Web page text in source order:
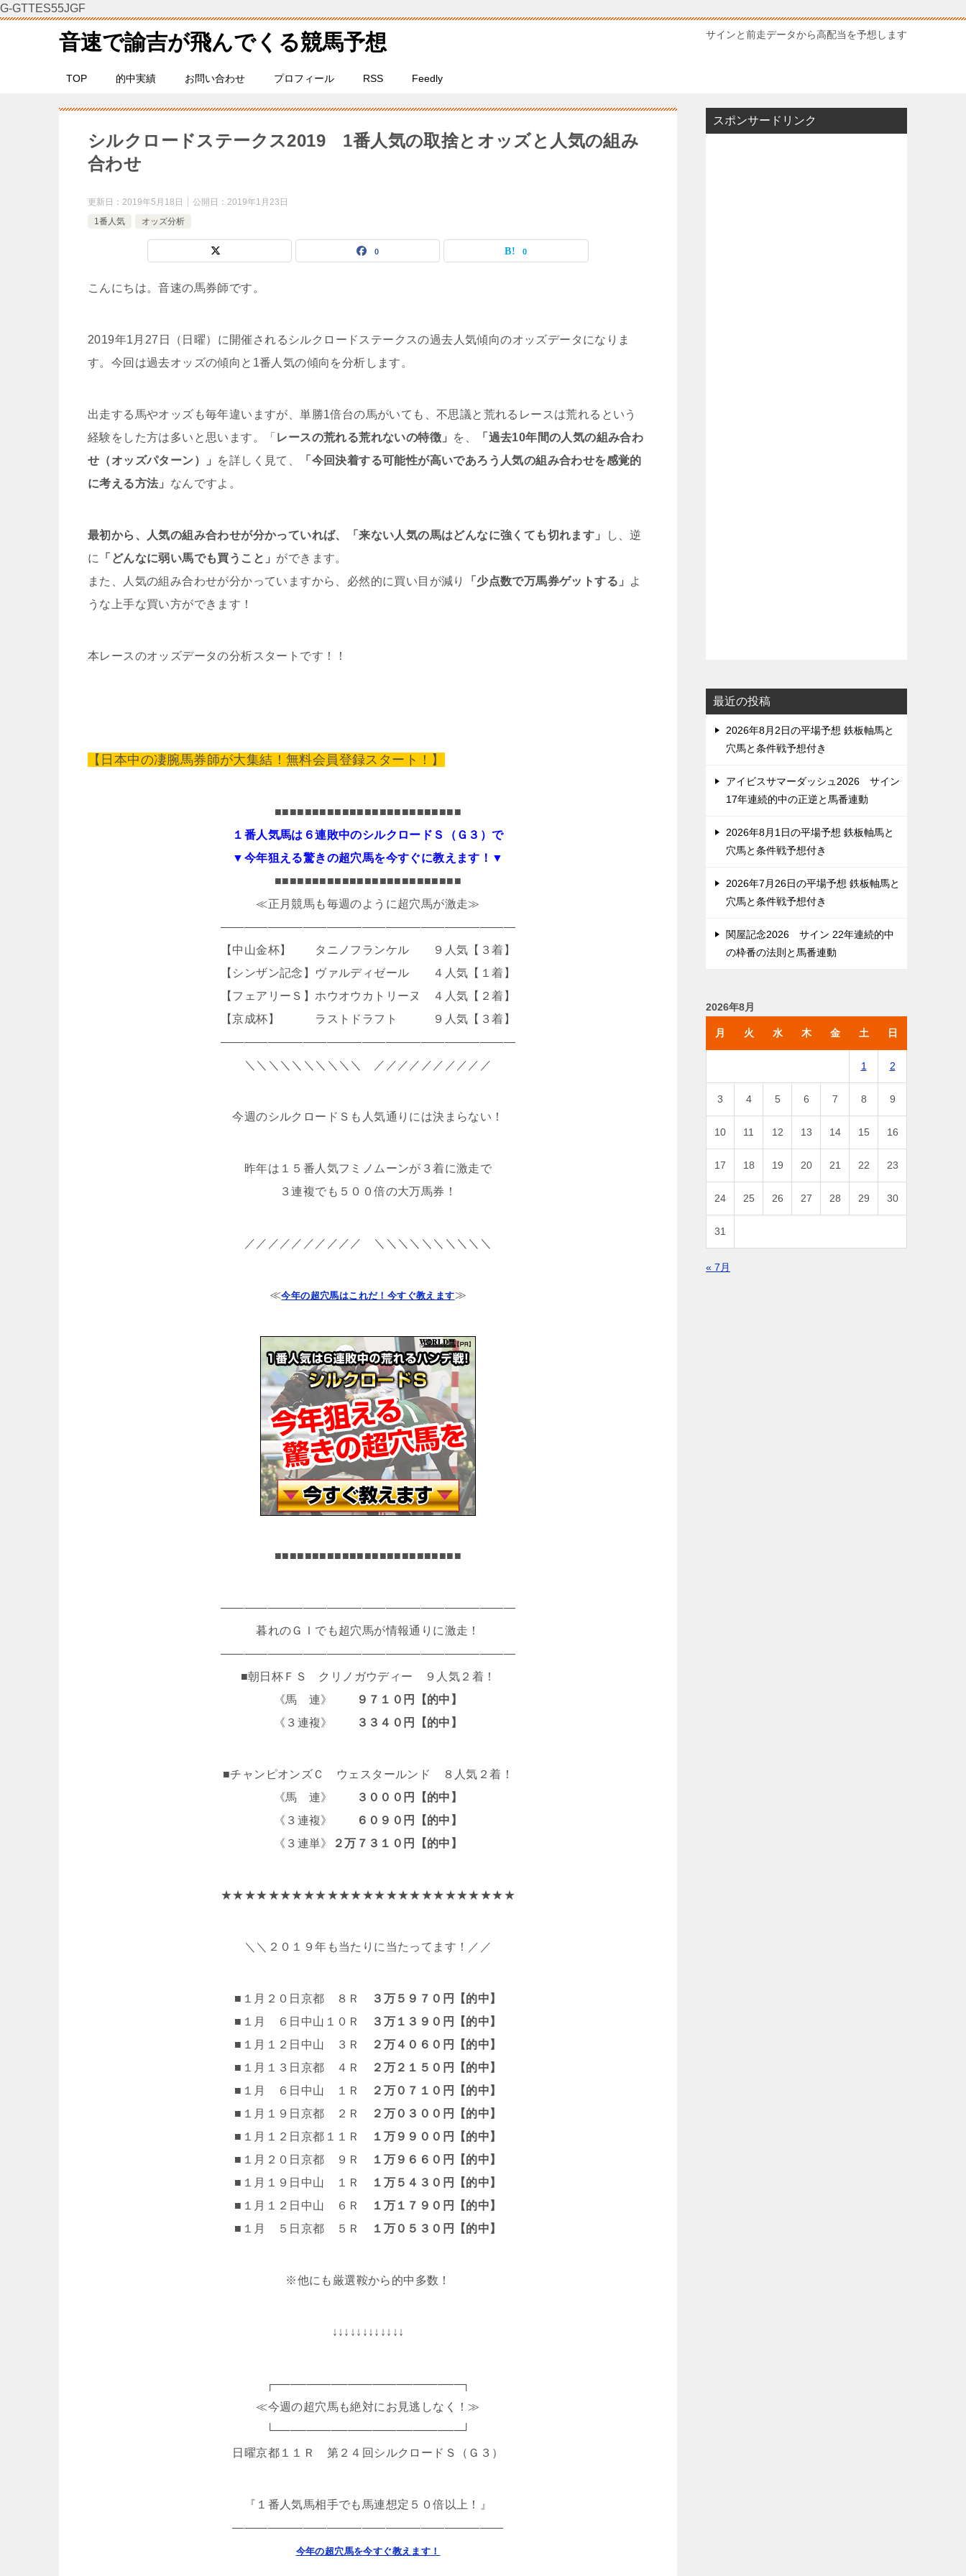
G-GTTES55JGF
音速で諭吉が飛んでくる競馬予想 サインと前走データから高配当を予想します
TOP 的中実績 お問い合わせ プロフィール RSS Feedly
シルクロードステークス2019 1番人気の取捨とオッズと人気の組み
合わせ
更新日： 2019年5月18日 公開日： 2019年1月23日
1番人気
オッズ分析
0 0
こんにちは。音速の馬券師です。
2019年1月27日（日曜）に開催されるシルクロードステークスの過去人気傾向のオッズデータになりま
す。今回は過去オッズの傾向と1番人気の傾向を分析します。
出走する馬やオッズも毎年違いますが、単勝1倍台の馬がいても、不思議と荒れるレースは荒れるという
経験をした方は多いと思います。「 レースの荒れる荒れないの特徴」 を、
「過去10年間の人気の組み合わ
せ（オッズパターン）」 を詳しく見て、
「今回決着する可能性が高いであろう人気の組み合わせを感覚的
に考える方法」 なんですよ。
最初から、人気の組み合わせが分かっていれば、「来ない人気の馬はどんなに強くても切れます」
し、逆
に
「どんなに弱い馬でも買うこと」 ができます。
また、人気の組み合わせが分かっていますから、必然的に買い目が減り
「 少点数で万馬券ゲットする」 よ
うな上手な買い方ができます！
本レースのオッズデータの分析スタートです！！
【日本中の凄腕馬券師が大集結！無料会員登録スタート！】
■■■■■■■■■■■■■■■■■■■■■■■■■
１番人気馬は６連敗中のシルクロードＳ（Ｇ３）で
▼今年狙える驚きの超穴馬を今すぐに教えます！▼
■■■■■■■■■■■■■■■■■■■■■■■■■
≪正月競馬も毎週のように超穴馬が激走≫
―――――――――――――――――――――――――
【中山金杯】 タニノフランケル ９人気【３着】
【シンザン記念】ヴァルディゼール ４人気【１着】
【フェアリーＳ】ホウオウカトリーヌ ４人気【２着】
【京成杯】 ラストドラフト ９人気【３着】
―――――――――――――――――――――――――
＼＼＼＼＼＼＼＼＼＼ ／／／／／／／／／／
今週のシルクロードＳも人気通りには決まらない！
昨年は１５番人気フミノムーンが３着に激走で
３連複でも５００倍の大万馬券！
／／／／／／／／／／ ＼＼＼＼＼＼＼＼＼＼
≪今年の超穴馬はこれだ！今すぐ教えます≫
■■■■■■■■■■■■■■■■■■■■■■■■■
―――――――――――――――――――――――――
暮れのＧＩでも超穴馬が情報通りに激走！
―――――――――――――――――――――――――
■朝日杯ＦＳ クリノガウディー ９人気２着！
《馬 連》
９７１０円【的中】
《３連複》
３３４０円【的中】
■チャンピオンズＣ ウェスタールンド ８人気２着！
《馬 連》
３０００円【的中】
《３連複》
６０９０円【的中】
《３連単》
２万７３１０円【的中】
★★★★★★★★★★★★★★★★★★★★★★★★★
＼＼２０１９年も当たりに当たってます！／／
■１月２０日京都 ８Ｒ
３万５９７０円【的中】
■１月 ６日中山１０Ｒ
３万１３９０円【的中】
■１月１２日中山 ３Ｒ
２万４０６０円【的中】
■１月１３日京都 ４Ｒ
２万２１５０円【的中】
■１月 ６日中山 １Ｒ
２万０７１０円【的中】
■１月１９日京都 ２Ｒ
２万０３００円【的中】
■１月１２日京都１１Ｒ
１万９９００円【的中】
■１月２０日京都 ９Ｒ
１万９６６０円【的中】
■１月１９日中山 １Ｒ
１万５４３０円【的中】
■１月１２日中山 ６Ｒ
１万１７９０円【的中】
■１月 ５日京都 ５Ｒ
１万０５３０円【的中】
※他にも厳選鞍から的中多数！
↓↓↓↓↓↓↓↓↓↓↓↓
┌───────────────────────┐
≪今週の超穴馬も絶対にお見逃しなく！≫
└───────────────────────┘
日曜京都１１Ｒ 第２４回シルクロードＳ（Ｇ３）
『１番人気馬相手でも馬連想定５０倍以上！』
―――――――――――――――――――――――
今年の超穴馬を今すぐ教えます！
スポンサードリンク
最近の投稿
2026年8月2日の平場予想 鉄板軸馬と
穴馬と条件戦予想付き
アイビスサマーダッシュ2026 サイン
17年連続的中の正逆と馬番連動
2026年8月1日の平場予想 鉄板軸馬と
穴馬と条件戦予想付き
2026年7月26日の平場予想 鉄板軸馬と
穴馬と条件戦予想付き
関屋記念2026 サイン 22年連続的中
の枠番の法則と馬番連動
2026年8月
月 火 水 木 金 土 日
1 2
3 4 5 6 7 8 9
10 11 12 13 14 15 16
17 18 19 20 21 22 23
24 25 26 27 28 29 30
31
« 7月